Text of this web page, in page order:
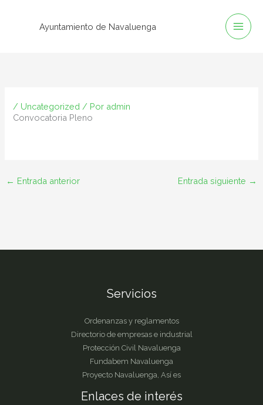
Ayuntamiento de Navaluenga
/ Uncategorized / Por admin
Convocatoria Pleno
← Entrada anterior Entrada siguiente →
Servicios
Ordenanzas y reglamentos
Directorio de empresas e industrial
Protección Civil Navaluenga
Fundabem Navaluenga
Proyecto Navaluenga, Así es
Enlaces de interés